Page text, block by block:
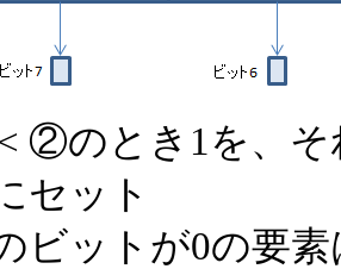
②のとき1を、そ
セット
ビットが0の要